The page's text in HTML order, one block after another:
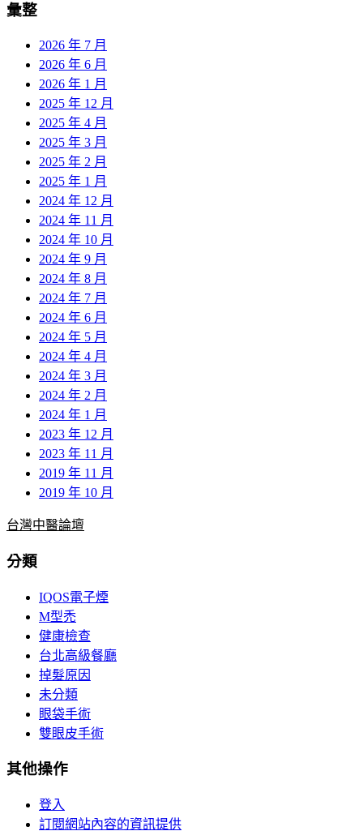
彙整
2026 年 7 月
2026 年 6 月
2026 年 1 月
2025 年 12 月
2025 年 4 月
2025 年 3 月
2025 年 2 月
2025 年 1 月
2024 年 12 月
2024 年 11 月
2024 年 10 月
2024 年 9 月
2024 年 8 月
2024 年 7 月
2024 年 6 月
2024 年 5 月
2024 年 4 月
2024 年 3 月
2024 年 2 月
2024 年 1 月
2023 年 12 月
2023 年 11 月
2019 年 11 月
2019 年 10 月
台灣中醫論壇
分類
IQOS電子煙
M型禿
健康檢查
台北高級餐廳
掉髮原因
未分類
眼袋手術
雙眼皮手術
其他操作
登入
訂閱網站內容的資訊提供